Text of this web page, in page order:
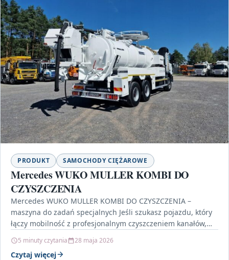
PRODUKT SAMOCHODY CIĘŻAROWE
Mercedes WUKO MULLER KOMBI DO
CZYSZCZENIA
Mercedes WUKO MULLER KOMBI DO CZYSZCZENIA –
maszyna do zadań specjalnych Jeśli szukasz pojazdu, który
łączy mobilność z profesjonalnym czyszczeniem kanałów,
5 minuty czytania 28 maja 2026
Czytaj więcej